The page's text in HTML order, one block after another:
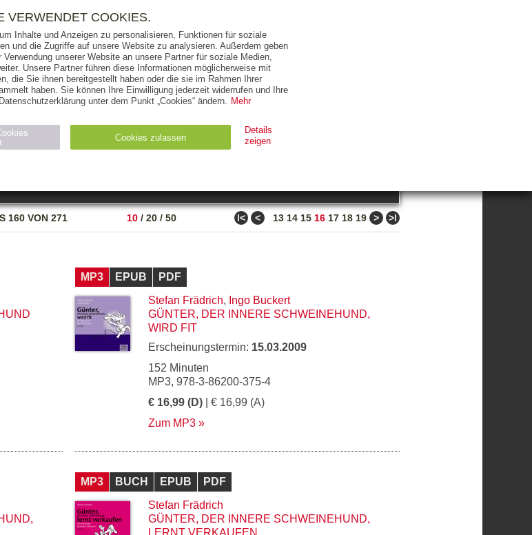
AUS DER REIHE ZUM THEMA
160 VON 271 10 / 20 / 50 ǀ< < 13 14 15 16 17 18 19 > >ǀ
MP3 EPUB
PDF
Stefan Frädrich, Ingo Buckert
GÜNTER, DER INNERE SCHWEINEHUND,
WIRD FIT
Erscheinungstermin: 15.03.2009
152 Minuten
MP3, 978-3-86200-375-4
€ 16,99 (D) | € 16,99 (A)
Zum MP3
MP3 BUCH EPUB
PDF
Stefan Frädrich
GÜNTER, DER INNERE SCHWEINEHUND,
LERNT VERKAUFEN
NON-BOOKS
AUTOREN VERLAG
PRESSE HANDEL FÜR UNTERNEHMEN
VERWENDET COOKIES.
Inhalte und Anzeigen zu personalisieren, Funktionen für soziale
und die Zugriffe auf unsere Website zu analysieren. Außerdem geben
unserer Website an unsere Partner für soziale Medien,
Unsere Partner führen diese Informationen möglicherweise mit
die Sie ihnen bereitgestellt haben oder die sie im Rahmen Ihrer
haben. Sie können Ihre Einwilligung jederzeit widerrufen und Ihre
unter dem Punkt „Cookies“ ändern. Mehr
Cookies zulassen
Details
zeigen
Ablauf
Typ
für die Speicherung der Benutzer-Session verwendet Session HTTP